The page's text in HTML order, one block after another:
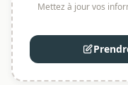
Mettez à jour vos